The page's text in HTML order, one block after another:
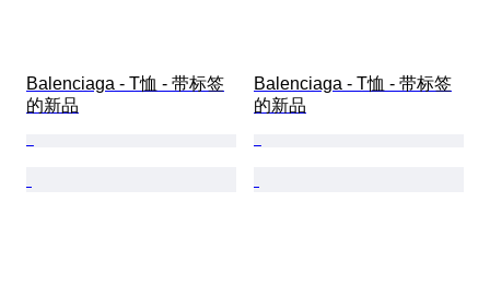
Balenciaga - T恤 - 带标签
的新品
Balenciaga - T恤 - 带标签
的新品